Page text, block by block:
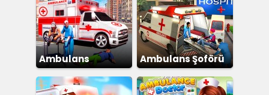
Ambulans Ambulans Şoförü